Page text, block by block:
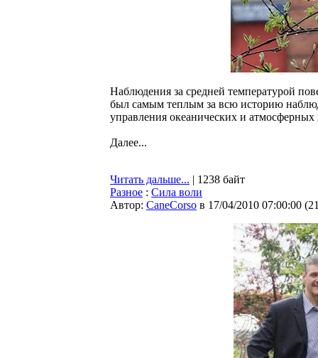
Наблюдения за средней температурой
был самым теплым за всю историю
управления океанических и
Далее...
Читать дальше... | 1238 байт
Разное : Сила воли
Автор: CaneCorso в 17/04/2010 07:00:00 (